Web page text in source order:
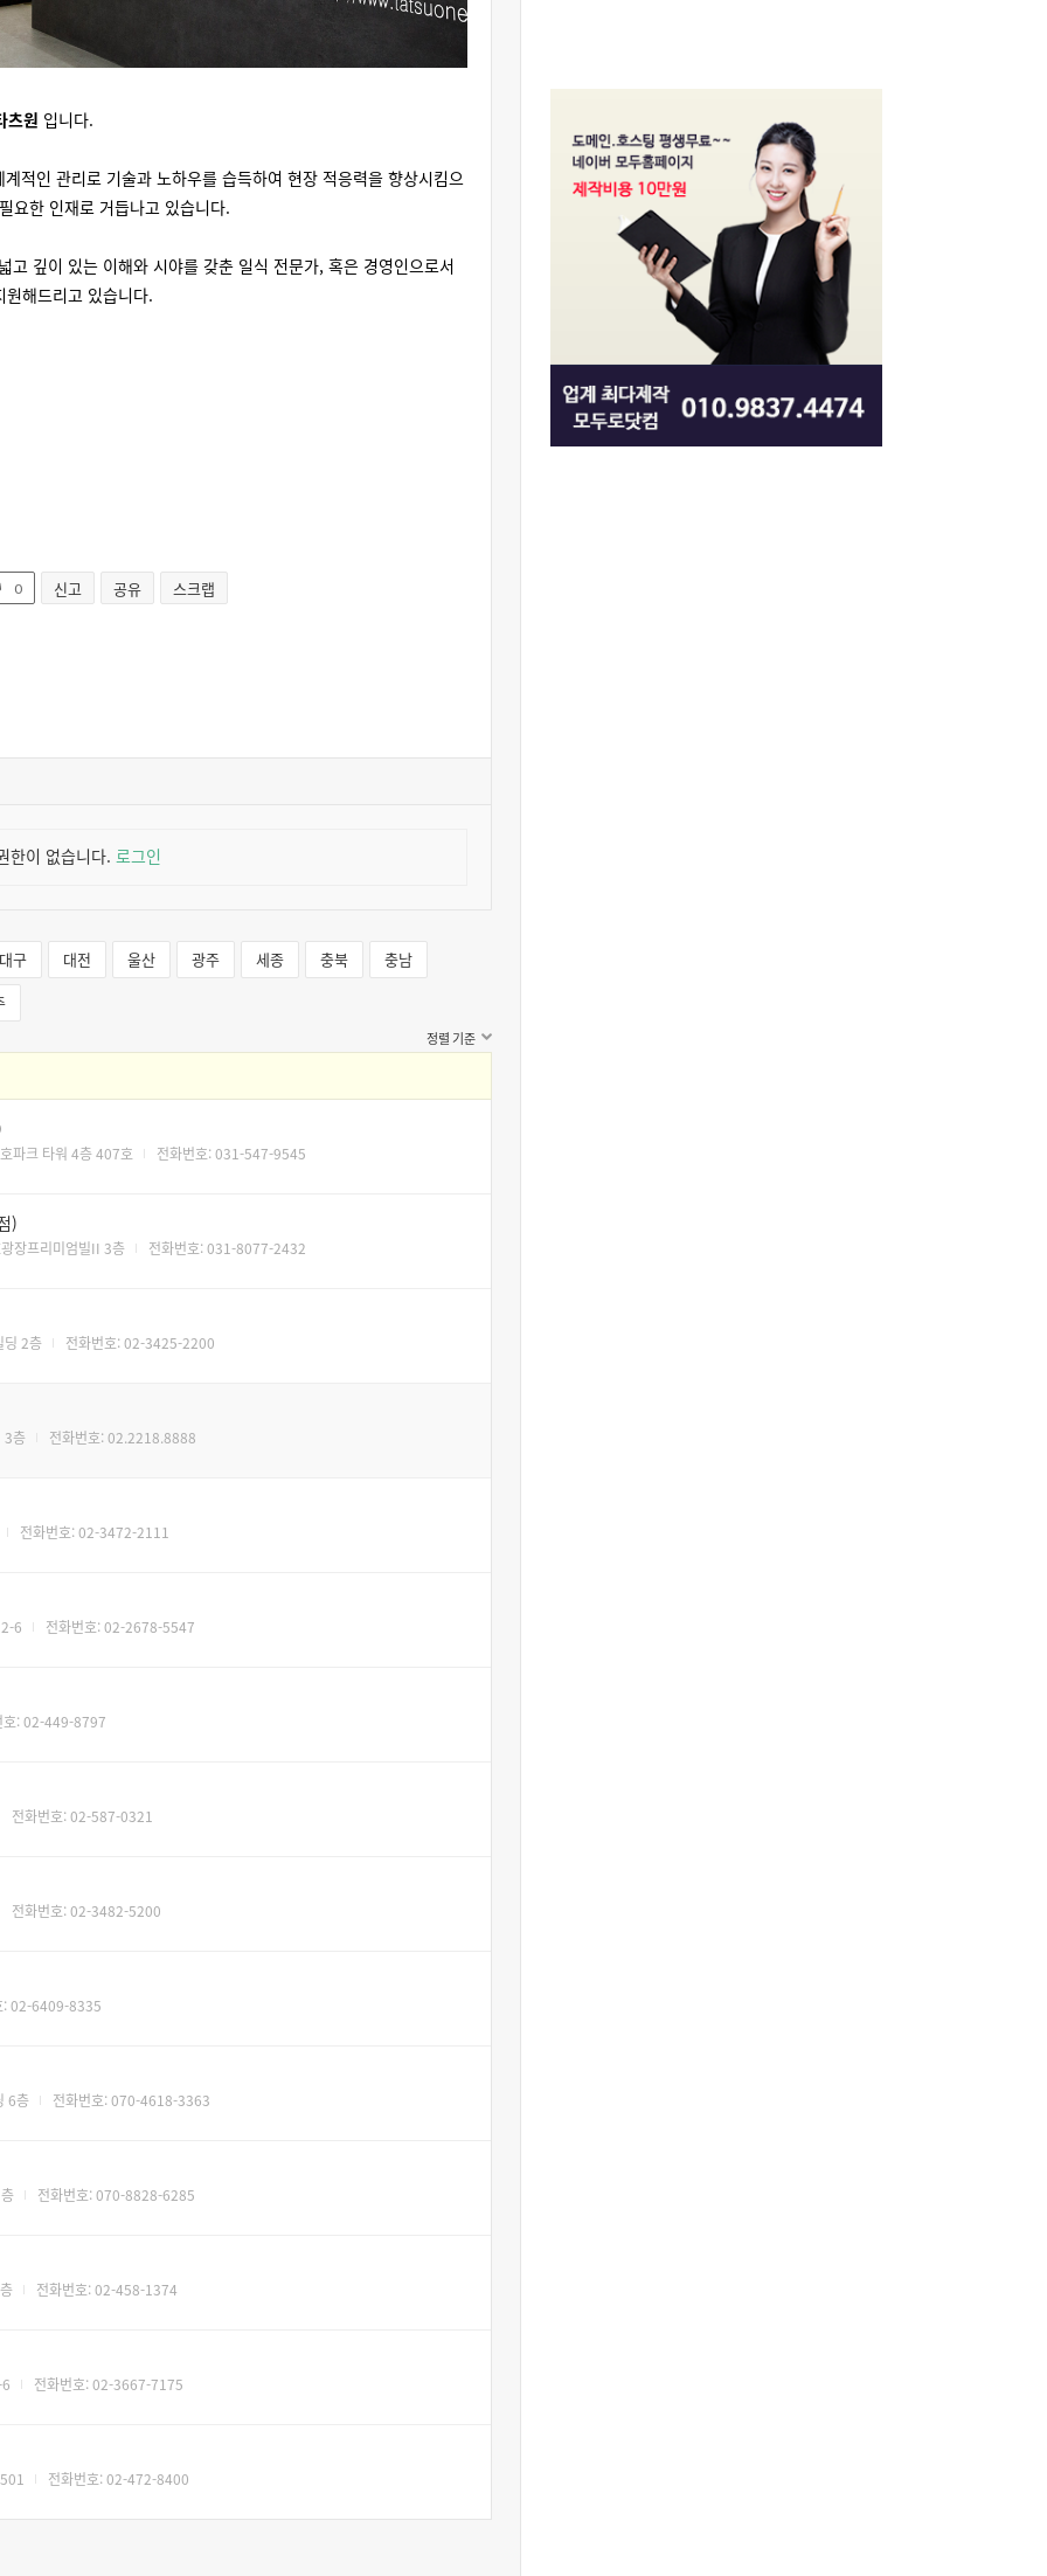
츠원 입니다.
적인 관리로 기술과 노하우를 습득하여 현장 적응력을 향상시킴으
요한 인재로 거듭나고 있습니다.
고 깊이 있는 이해와 시야를 갖춘 일식 전문가, 혹은 경영인으로서
해드리고 있습니다.
0 신고 공유 스크랩
한이 없습니다. 로그인
구 대전 울산 광주 세종 충북
충남
정렬 기준
파크 타워 4층 407호 전화번호: 031-547-9545
)
장프리미엄빌II 3층 전화번호: 031-8077-2432
딩 2층 전화번호: 02-3425-2200
3층 전화번호: 02.2218.8888
전화번호: 02-3472-2111
6 전화번호: 02-2678-5547
호: 02-449-8797
전화번호: 02-587-0321
전화번호: 02-3482-5200
: 02-6409-8335
6층 전화번호: 070-4618-3363
전화번호: 070-8828-6285
전화번호: 02-458-1374
전화번호: 02-3667-7175
전화번호: 02-472-8400